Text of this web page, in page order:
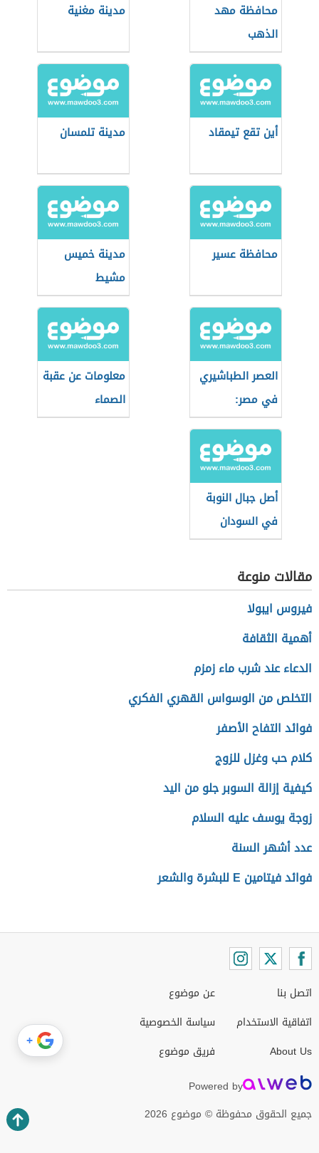
محافظة مهد
الذهب
مدينة مغنية
أين تقع تيمقاد مدينة تلمسان
محافظة عسير
مدينة خميس
مشيط
العصر الطباشيري
في مصر:
الجيولوجيا
والأحداث
معلومات عن عقبة
الصماء
أصل جبال النوبة
في السودان
مقالات منوعة
فيروس ايبولا
أهمية الثقافة
الدعاء عند شرب ماء زمزم
التخلص من الوسواس القهري الفكري
فوائد التفاح الأصفر
كلام حب وغزل للزوج
كيفية إزالة السوبر جلو من اليد
زوجة يوسف عليه السلام
عدد أشهر السنة
فوائد فيتامين E للبشرة والشعر
اتصل بنا
اتفاقية الاستخدام
About Us
عن موضوع
سياسة الخصوصية
فريق موضوع
Powered by
جميع الحقوق محفوظة © موضوع 2026
+